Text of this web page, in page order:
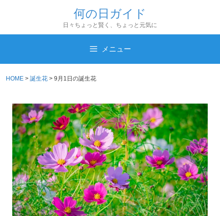
テ
何の日ガイド
日々ちょっと賢く、ちょっと元気に
メニュー
HOME > 誕生花 > 9月1日の誕生花